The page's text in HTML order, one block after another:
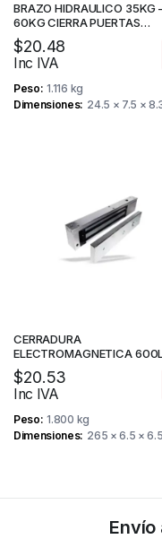
BRAZO HIDRAULICO 35KG
60KG CIERRA PUERTAS
ForteDoor
$20.48
Inc IVA
Peso 1.116 kg
Dimensiones 24.5 × 7.5 ×
CERRADURA
ELECTROMAGNETICA
KINUTEK KI-GY280
$20.53
Inc IVA
Peso 1.800 kg
Dimensiones 265 × 6.5 ×
Envío